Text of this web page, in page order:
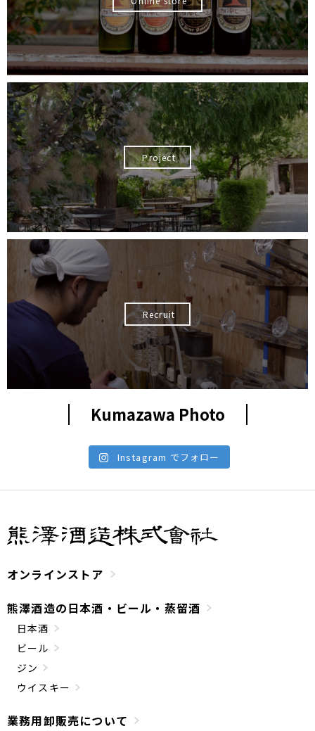
Project
Recruit
Kumazawa Photo
Instagram でフォロー
オンラインストア
熊澤酒造の日本酒・ビール・蒸留酒
日本酒
ビール
ジン
ウイスキー
業務用卸販売について